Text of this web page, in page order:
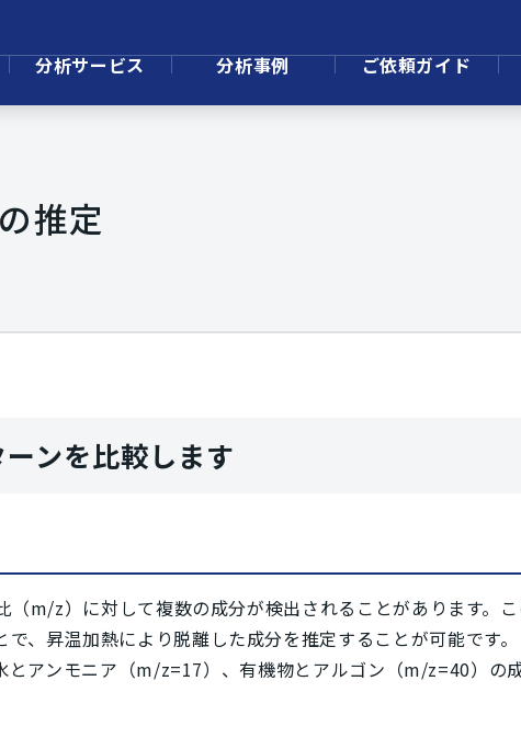
分析サービス 分析事例 ご依頼ガイド
推定
ンを比較します
（m/z）に対して複数の成分が検出されることがあります。
、昇温加熱により脱離した成分を推定することが可能です。
とアンモニア（m/z=17）、有機物とアルゴン（m/z=40）の